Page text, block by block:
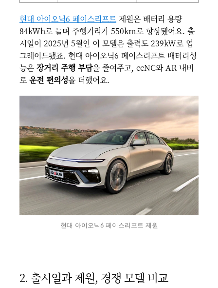
현대 아이오닉6 페이스리프트 제원은 배터리 용량
84kWh로 늘며 주행거리가 550km로 향상됐어요. 출
시일이 2025년 5월인 이 모델은 출력도 239kW로 업
그레이드됐죠. 현대 아이오닉6 페이스리프트 배터리성
능은 장거리 주행 부담을 줄여주고, ccNC와 AR 내비
로 운전 편의성을 더했어요.
현대 아이오닉6 페이스리프트 제원
2. 출시일과 제원, 경쟁 모델 비교